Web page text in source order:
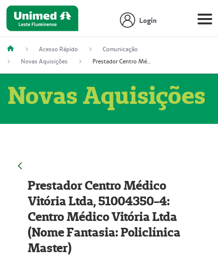
Login
Acesso Rápido
Comunicação
Novas Aquisições
Prestador Centro Médico Vitória Ltda, 51004350-4: Centro Médico Vitória Ltda (Nome Fantasia: Policlínica Master)
Novas Aquisições
Prestador Centro Médico
Vitória Ltda, 51004350-4:
Centro Médico Vitória Ltda
(Nome Fantasia: Policlínica
Master)